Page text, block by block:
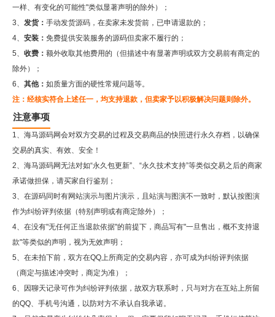
一样、有变化的可能性"类似显著声明的除外）；
3、 发货： 手动发货源码，在卖家未发货前，已申请退款的；
4、 安装： 免费提供安装服务的源码但卖家不履行的；
5、 收费： 额外收取其他费用的（但描述中有显著声明或双方交易前有商定的
除外）；
6、 其他： 如质量方面的硬性常规问题等。
注：经核实符合上述任一，均支持退款，但卖家予以积极解决问题则除外。
注意事项
1、海马源码网会对双方交易的过程及交易商品的快照进行永久存档，以确保
交易的真实、有效、安全！
2、 海马源码网无法对如“永久包更新”、“永久技术支持”等类似交易之后的商家
承诺做担保，请买家自行鉴别；
3、在源码同时有网站演示与图片演示，且站演与图演不一致时，默认按图演
作为纠纷评判依据（特别声明或有商定除外）；
4、在没有"无任何正当退款依据"的前提下，商品写有"一旦售出，概不支持退
款"等类似的声明，视为无效声明；
5、在未拍下前，双方在QQ上所商定的交易内容，亦可成为纠纷评判依据
（商定与描述冲突时，商定为准）；
6、因聊天记录可作为纠纷评判依据，故双方联系时，只与对方在互站上所留
的QQ、手机号沟通，以防对方不承认自我承诺。